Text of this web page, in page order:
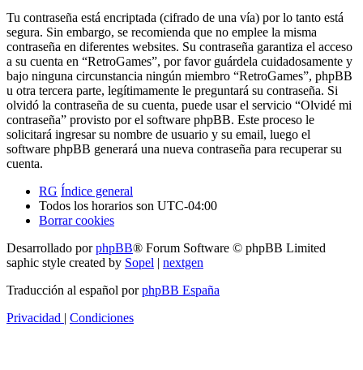
Tu contraseña está encriptada (cifrado de una vía) por lo tanto está
segura. Sin embargo, se recomienda que no emplee la misma
contraseña en diferentes websites. Su contraseña garantiza el acceso
a su cuenta en “RetroGames”, por favor guárdela cuidadosamente y
bajo ninguna circunstancia ningún miembro “RetroGames”, phpBB
u otra tercera parte, legítimamente le preguntará su contraseña. Si
olvidó la contraseña de su cuenta, puede usar el servicio “Olvidé mi
contraseña” provisto por el software phpBB. Este proceso le
solicitará ingresar su nombre de usuario y su email, luego el
software phpBB generará una nueva contraseña para recuperar su
cuenta.
RG Índice general
Todos los horarios son UTC-04:00
Borrar cookies
Desarrollado porphpBB® Forum Software © phpBB Limited
saphic style created by Sopel | nextgen
Traducción al español porphpBB España
Privacidad | Condiciones